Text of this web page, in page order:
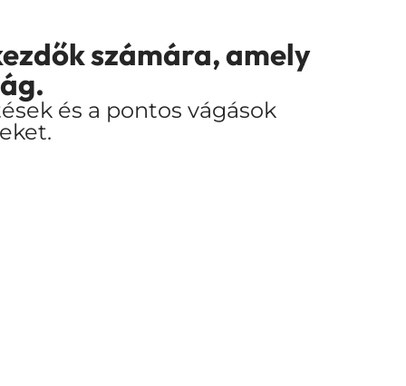
számára, amely
és a pontos vágások